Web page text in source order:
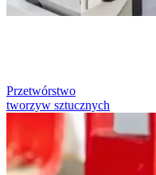
Przetwórstwo
tworzyw sztucznych